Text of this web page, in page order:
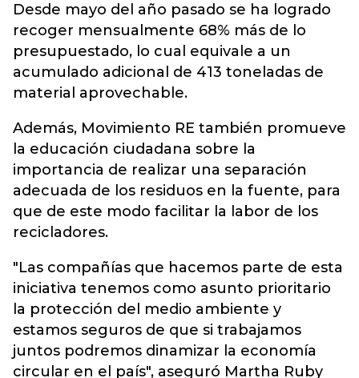
Desde mayo del año pasado se ha logrado
recoger mensualmente 68% más de lo
presupuestado, lo cual equivale a un
acumulado adicional de 413 toneladas de
material aprovechable.
Además, Movimiento RE también promueve
la educación ciudadana sobre la
importancia de realizar una separación
adecuada de los residuos en la fuente, para
que de este modo facilitar la labor de los
recicladores.
"Las compañías que hacemos parte de esta
iniciativa tenemos como asunto prioritario
la protección del medio ambiente y
estamos seguros de que si trabajamos
juntos podremos dinamizar la economía
circular en el país", aseguró Martha Ruby